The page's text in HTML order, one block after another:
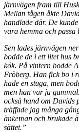
järnvägen fram till
Mellan tågen åkte
handlade där. De
vara hemma och passa
Sen lades järnvägen
bodde de i ett litet hus
kök. På vintern bodde
Fröberg. Han fick bo i
hade en stuga, men
men han var ju
också hand om Davids
träffade jag många
änkeman och brukade
sättet.”